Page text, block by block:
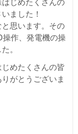
ました！
思います。その
作、発電機の操
。
めたくさんの皆
がとうございま